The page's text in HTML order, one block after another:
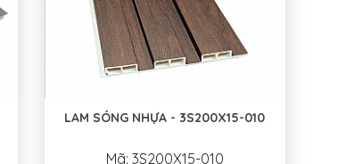
LAM SÓNG NHỰA - 3S200X15-010
Mã: 3S200X15-010